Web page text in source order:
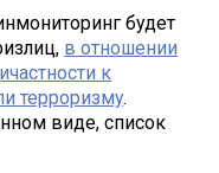
будет
в отношении
к
терроризму.
виде, список